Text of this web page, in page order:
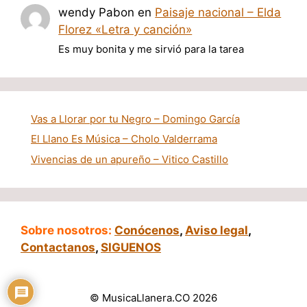
wendy Pabon en Paisaje nacional – Elda
Florez «Letra y canción»
Es muy bonita y me sirvió para la tarea
Vas a Llorar por tu Negro – Domingo García
El Llano Es Música – Cholo Valderrama
Vivencias de un apureño – Vitico Castillo
Sobre nosotros: Conócenos, Aviso legal,
Contactanos, SIGUENOS
© MusicaLlanera.CO 2026